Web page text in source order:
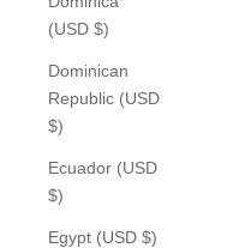
(USD $)
Dominican
Republic (USD
$)
Ecuador (USD
$)
Egypt (USD $)